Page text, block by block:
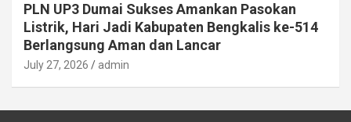
PLN UP3 Dumai Sukses Amankan Pasokan
Listrik, Hari Jadi Kabupaten Bengkalis ke-514
Berlangsung Aman dan Lancar
July 27, 2026 admin